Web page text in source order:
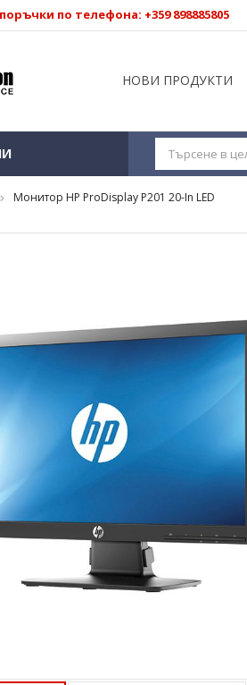
по телефона: +359 898885805
НОВИ ПРОДУКТИ
Монитор HP ProDisplay P201 20-In LED